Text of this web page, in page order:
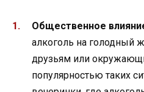
Общественное
алкоголь на голодный
друзьям или
популярностью таких